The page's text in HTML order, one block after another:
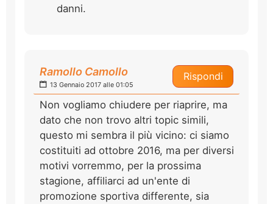
danni.
Rispondi
Ramollo Camollo
13 Gennaio 2017 alle 01:05
Non vogliamo chiudere per riaprire, ma
dato che non trovo altri topic simili,
questo mi sembra il più vicino: ci siamo
costituiti ad ottobre 2016, ma per diversi
motivi vorremmo, per la prossima
stagione, affiliarci ad un'ente di
promozione sportiva differente, sia